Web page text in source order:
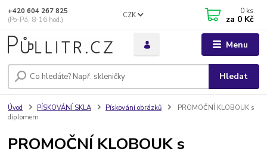
Menu
CZK
Hledat
+420 604 267 825
(Po-Pá, 8-16 hod.)
0 ks
za 0 Kč
Úvod PÍSKOVÁNÍ SKLA Pískování obrázků
PROMOČNÍ KLOBOUK s
diplomem
PROMOČNÍ KLOBOUK s